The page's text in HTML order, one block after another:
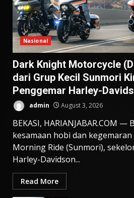
Nasional
Dark Knight Motorcycle
dari Grup Kecil Sunmori
Penggemar Harley-
admin August 3, 2026
BEKASI, HARIANJABAR.COM —
kesamaan hobi dan
Morning Ride (Sunmori),
Harley-Davidson...
Read More